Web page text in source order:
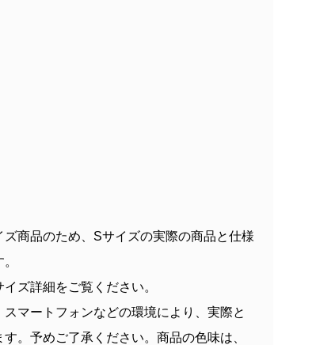
商品のため、Sサイズの実際の商品と仕様
ズ詳細をご覧ください。
マートフォンなどの環境により、実際と
。予めご了承ください。商品の色味は、